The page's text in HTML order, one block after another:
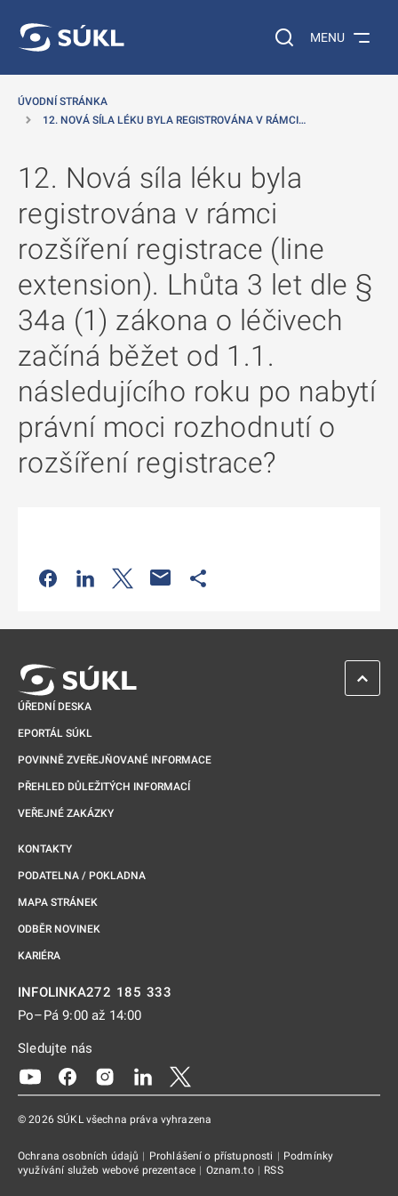
Vyhledávání na
MENU
ÚVODNÍ STRÁNKA
12. NOVÁ SÍLA LÉKU BYLA REGISTROVÁNA V RÁMCI…
12. Nová síla léku byla
registrována v rámci
rozšíření registrace (line
extension). Lhůta 3 let dle §
34a (1) zákona o léčivech
začíná běžet od 1.1.
následujícího roku po nabytí
právní moci rozhodnutí o
rozšíření registrace?
Odkaz se otevře na nové kartě
Odkaz se otevře na nové kartě
Odkaz se otevře na nové kartě
ÚŘEDNÍ DESKA
EPORTÁL SÚKL
POVINNĚ ZVEŘEJŇOVANÉ INFORMACE
PŘEHLED DŮLEŽITÝCH INFORMACÍ
VEŘEJNÉ ZAKÁZKY
KONTAKTY
PODATELNA / POKLADNA
MAPA STRÁNEK
ODBĚR NOVINEK
KARIÉRA
INFOLINKA272 185 333
Po–Pá 9:00 až 14:00
Sledujte nás
Odkaz se otevře na nové kartě
Odkaz se otevře na nové kartě
Odkaz se otevře na nové kartě
Odkaz se otevře na nové kartě
© 2026 SÚKL všechna práva vyhrazena
Ochrana osobních údajů | Prohlášení o přístupnosti | Podmínky
využívání služeb webové prezentace | Oznam.to | RSS
ZPĚT